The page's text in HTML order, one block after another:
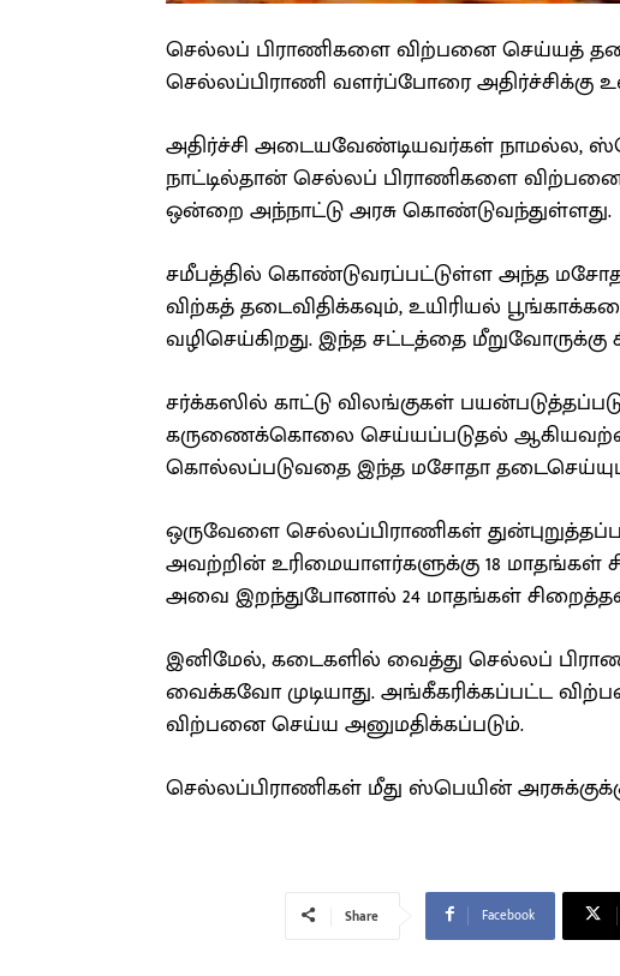
செல்லப் பிராணிகளை விற்பனை செய்யத்
செல்லப்பிராணி வளர்ப்போரை அதிர்ச்சிக்கு
அதிர்ச்சி அடையவேண்டியவர்கள் நாமல்ல,
நாட்டில்தான் செல்லப் பிராணிகளை
ஒன்றை அந்நாட்டு அரசு கொண்டுவந்துள்ளது.
சமீபத்தில் கொண்டுவரப்பட்டுள்ள அந்த
விற்கத் தடைவிதிக்கவும், உயிரியல்
வழிசெய்கிறது. இந்த சட்டத்தை
சர்க்கஸில் காட்டு விலங்குகள்
கருணைக்கொலை செய்யப்படுதல்
கொல்லப்படுவதை இந்த மசோதா
ஒருவேளை செல்லப்பிராணிகள்
அவற்றின் உரிமையாளர்களுக்கு 18
அவை இறந்துபோனால் 24 மாதங்கள்
இனிமேல், கடைகளில் வைத்து செல்லப்
வைக்கவோ முடியாது. அங்கீகரிக்கப்பட்ட
விற்பனை செய்ய அனுமதிக்கப்படும்.
செல்லப்பிராணிகள் மீது ஸ்பெயின்
Share Facebook